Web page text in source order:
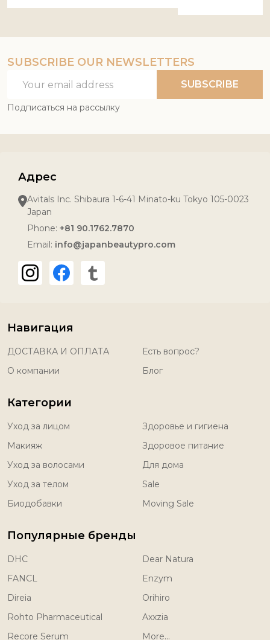
SUBSCRIBE OUR NEWSLETTERS
Address
SUBSCRIBE
Подписаться на рассылку
Адрес
Avitals Inc. Shibaura 1-6-41 Minato-ku Tokyo 105-0023
Japan
Phone: +81 90.1762.7870
Email: info@japanbeautypro.com
Навигация
ДОСТАВКА И ОПЛАТА
О компании
Есть вопрос?
Блог
Категории
Уход за лицом
Макияж
Уход за волосами
Уход за телом
Биодобавки
Здоровье и гигиена
Здоровое питание
Для дома
Sale
Moving Sale
Популярные бренды
DHC
FANCL
Direia
Rohto Pharmaceutical
Recore Serum
Dear Natura
Enzym
Orihiro
Axxzia
More...